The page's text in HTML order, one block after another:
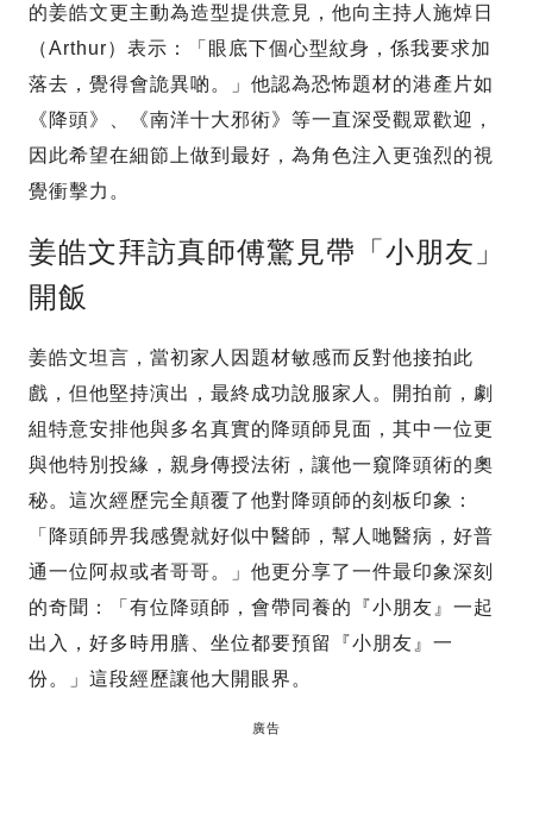
的姜皓文更主動為造型提供意見，他向主持人施焯日
（Arthur）表示：「眼底下個心型紋身，係我要求加
落去，覺得會詭異啲。」他認為恐怖題材的港產片如
《降頭》、《南洋十大邪術》等一直深受觀眾歡迎，
因此希望在細節上做到最好，為角色注入更強烈的視
覺衝擊力。
姜皓文拜訪真師傅驚見帶「小朋友」
開飯
姜皓文坦言，當初家人因題材敏感而反對他接拍此
戲，但他堅持演出，最終成功說服家人。開拍前，劇
組特意安排他與多名真實的降頭師見面，其中一位更
與他特別投緣，親身傳授法術，讓他一窺降頭術的奧
秘。這次經歷完全顛覆了他對降頭師的刻板印象：
「降頭師畀我感覺就好似中醫師，幫人哋醫病，好普
通一位阿叔或者哥哥。」他更分享了一件最印象深刻
的奇聞：「有位降頭師，會帶同養的『小朋友』一起
出入，好多時用膳、坐位都要預留『小朋友』一
份。」這段經歷讓他大開眼界。
廣告